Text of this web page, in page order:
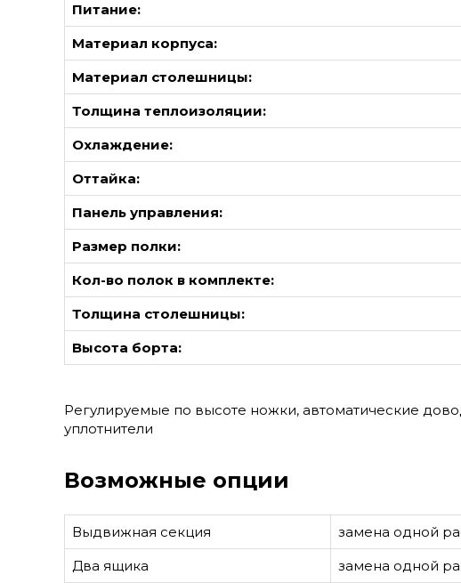
Питание:
Материал корпуса:
Материал столешницы:
Толщина теплоизоляции:
Охлаждение:
Оттайка:
Панель управления:
Размер полки:
Кол-во полок в комплекте:
Толщина столешницы:
Высота борта:
Регулируемые по высоте ножки, автоматические
уплотнители
Возможные опции
Выдвижная секция
замена одной
Два ящика
замена одной